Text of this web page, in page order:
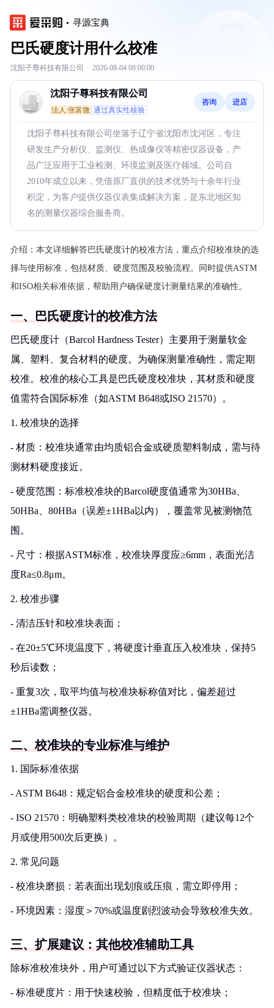
寻源宝典
巴氏硬度计用什么校准
沈阳子尊科技有限公司 · 2026-08-04 08:00:00
沈阳子尊科技有限公司
法人:张富微 通过真实性核验
咨询 进店
沈阳子尊科技有限公司坐落于辽宁省沈阳市沈河区，专注
研发生产分析仪、监测仪、热成像仪等精密仪器设备，产
品广泛应用于工业检测、环境监测及医疗领域。公司自
2010年成立以来，凭借原厂直供的技术优势与十余年行业
积淀，为客户提供仪器仪表集成解决方案，是东北地区知
名的测量仪器综合服务商。
介绍： 本文详细解答巴氏硬度计的校准方法，重点介绍校准块的选
择与使用标准，包括材质、硬度范围及校验流程。同时提供ASTM
和ISO相关标准依据，帮助用户确保硬度计测量结果的准确性。
一、巴氏硬度计的校准方法
巴氏硬度计（Barcol Hardness Tester）主要用于测量软金
属、塑料、复合材料的硬度。为确保测量准确性，需定期
校准。校准的核心工具是巴氏硬度校准块，其材质和硬度
值需符合国际标准（如ASTM B648或ISO 21570）。
1. 校准块的选择
- 材质：校准块通常由均质铝合金或硬质塑料制成，需与待
测材料硬度接近。
- 硬度范围：标准校准块的Barcol硬度值通常为30HBa、
50HBa、80HBa（误差±1HBa以内），覆盖常见被测物范
围。
- 尺寸：根据ASTM标准，校准块厚度应≥6mm，表面光洁
度Ra≤0.8μm。
2. 校准步骤
- 清洁压针和校准块表面；
- 在20±5℃环境温度下，将硬度计垂直压入校准块，保持5
秒后读数；
- 重复3次，取平均值与校准块标称值对比，偏差超过
±1HBa需调整仪器。
二、校准块的专业标准与维护
1. 国际标准依据
- ASTM B648：规定铝合金校准块的硬度和公差；
- ISO 21570：明确塑料类校准块的校验周期（建议每12个
月或使用500次后更换）。
2. 常见问题
- 校准块磨损：若表面出现划痕或压痕，需立即停用；
- 环境因素：湿度＞70%或温度剧烈波动会导致校准失效。
三、扩展建议：其他校准辅助工具
除标准校准块外，用户可通过以下方式验证仪器状态：
- 标准硬度片：用于快速校验，但精度低于校准块；